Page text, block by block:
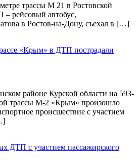
трассы М 21 в Ростовской
рейсовый автобус,
в Ростов-на-Дону, съехал в […]
«Крым» в ДТП пострадали
районе Курской области на 593-
трассы М-2 «Крым» произошло
происшествие с участием
ДТП с участием пассажирского